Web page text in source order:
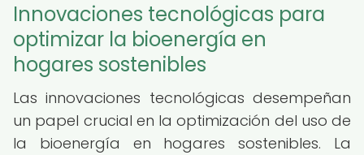
Innovaciones tecnológicas para
optimizar la bioenergía en
hogares sostenibles
Las innovaciones tecnológicas desempeñan
un papel crucial en la optimización del uso de
la bioenergía en hogares sostenibles. La